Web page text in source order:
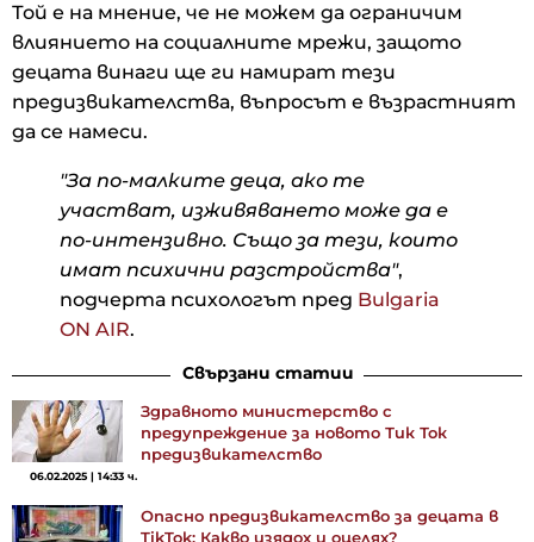
Той е на мнение, че не можем да ограничим
влиянието на социалните мрежи, защото
децата винаги ще ги намират тези
предизвикателства, въпросът е възрастният
да се намеси.
"За по-малките деца, ако те
участват, изживяването може да е
по-интензивно. Също за тези, които
имат психични разстройства",
подчерта психологът пред Bulgaria
ON AIR.
Свързани статии
Здравното министерство с
предупреждение за новото Тик Ток
предизвикателство
06.02.2025 | 14:33 ч.
Опасно предизвикателство за децата в
TikTok: Какво изядох и оцелях?